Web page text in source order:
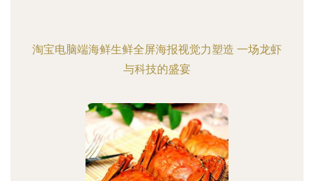
淘宝电脑端海鲜生鲜全屏海报视觉力塑造 一场龙虾
与科技的盛宴